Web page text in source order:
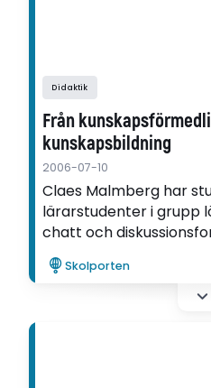
Didaktik
Från
kunskapsbildning
2006-07-10
Claes Malmberg har
lärarstudenter i grupp
chatt och
säger att även om
ledde till ett djupare
det stor potential i det
Skolporten